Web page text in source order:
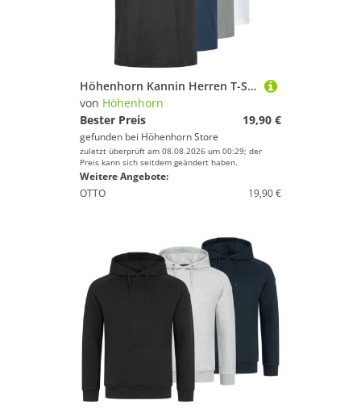
Höhenhorn Kannin Herren T-Shirt Laufshirt Fitness aus Recyceltem Material S Dunkelgrau
von Höhenhorn
Bester Preis
19,90 €
gefunden bei Höhenhorn Store
zuletzt überprüft am 08.08.2026 um 00:29; der
Preis kann sich seitdem geändert haben.
Weitere Angebote:
OTTO
19,90 €